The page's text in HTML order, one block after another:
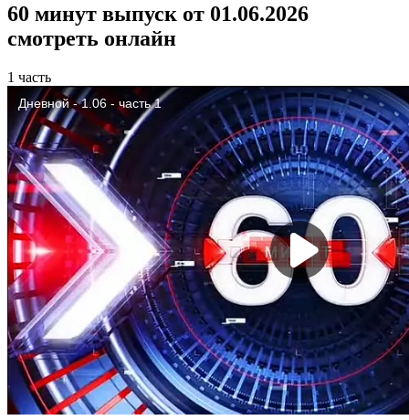
60 минут выпуск от 01.06.2026
смотреть онлайн
1 часть